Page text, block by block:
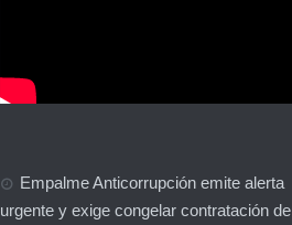
Empalme Anticorrupción emite alerta
urgente y exige congelar contratación de